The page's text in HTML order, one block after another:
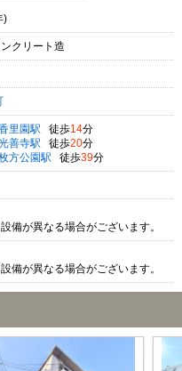
)
クリート造
里園駅 徒歩14分
善寺駅 徒歩20分
方公園駅 徒歩39分
備が異なる場合がございます。
備が異なる場合がございます。